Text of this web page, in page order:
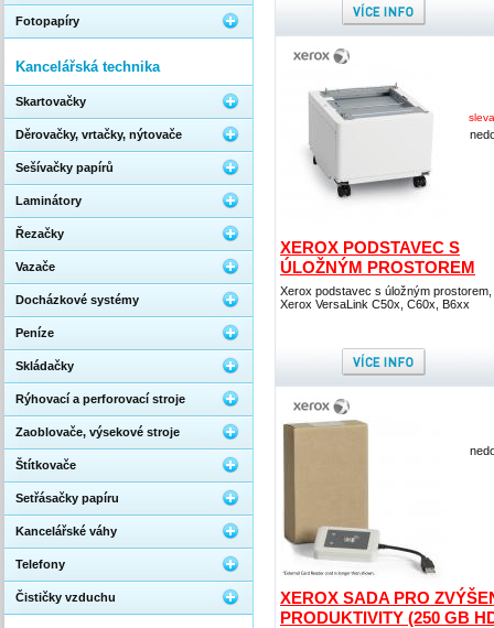
XEROX PODSTAVEC S
ÚLOŽNÝM PROSTOREM
Xerox podstavec s úložným prostorem,
Xerox VersaLink C50x, C60x, B6xx
XEROX SADA PRO
PRODUKTIVITY (250 GB
Fotopapíry
Kancelářská technika
Skartovačky
Děrovačky, vrtačky, nýtovače
Sešívačky papírů
Laminátory
Řezačky
Vazače
Docházkové systémy
Peníze
Skládačky
Rýhovací a perforovací stroje
Zaoblovače, výsekové stroje
Štítkovače
Setřásačky papíru
Kancelářské váhy
Telefony
Čističky vzduchu